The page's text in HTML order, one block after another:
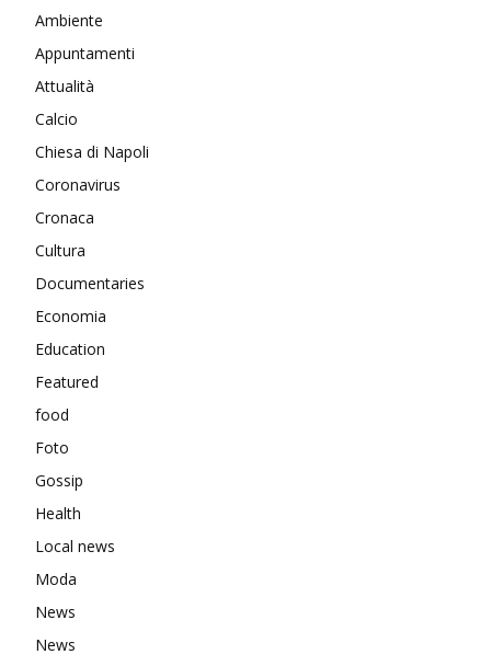
Ambiente
Appuntamenti
Attualità
Calcio
Chiesa di Napoli
Coronavirus
Cronaca
Cultura
Documentaries
Economia
Education
Featured
food
Foto
Gossip
Health
Local news
Moda
News
News